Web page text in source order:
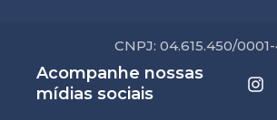
CNPJ: 04.615.450/
Acompanhe nossas
mídias sociais